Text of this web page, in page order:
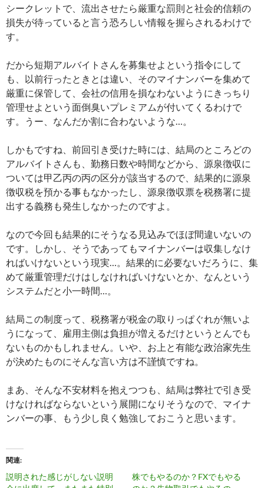
シークレットで、流出させたら厳重な罰則と社会的信頼の
損失が待っていると言う恐ろしい情報を握らされるわけで
す。
だから短期アルバイトさんを募集せよという指令にして
も、以前行ったときとは違い、そのマイナンバーを集めて
厳重に保管して、会社の信用を損なわないようにきっちり
管理せよという面倒臭いプレミアムが付いてくるわけで
す。うー、なんだか割に合わないような…。
しかもですね、前回引き受けた時には、結局のところどの
アルバイトさんも、勤務日数や時間などから、源泉徴収に
ついては甲乙丙の丙の区分が該当するので、結果的に源泉
徴収税を預かる事もなかったし、源泉徴収票を税務署に提
出する義務も発生しなかったのですよ。
なので今回も結果的にそうなる見込みでほぼ間違いないの
です。しかし、そうであってもマイナンバーは収集しなけ
ればいけないという現実…。結果的に必要ないだろうに、集
めて厳重管理だけはしなければいけないとか、なんという
システムだと小一時間…。
結局この制度って、税務署が税金の取りっぱぐれが無いよ
うになって、雇用主側は負担が増えるだけというとんでも
ないものかもしれません。いや、お上と有能な政治家先生
が決めたものにそんな言い方は不謹慎ですね。
まあ、そんな不安材料を抱えつつも、結局は弊社で引き受
けなければならないという展開になりそうなので、マイナ
ンバーの事、もう少し良く勉強しておこうと思います。
関連
説明された感じがしない説明
株でもやるのか？FXでもやる